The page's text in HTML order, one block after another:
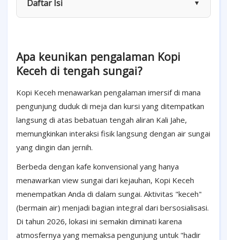
Daftar Isi ▼
Apa keunikan pengalaman Kopi
Keceh di tengah sungai?
Kopi Keceh menawarkan pengalaman imersif di mana
pengunjung duduk di meja dan kursi yang ditempatkan
langsung di atas bebatuan tengah aliran Kali Jahe,
memungkinkan interaksi fisik langsung dengan air sungai
yang dingin dan jernih.
Berbeda dengan kafe konvensional yang hanya
menawarkan view sungai dari kejauhan, Kopi Keceh
menempatkan Anda di dalam sungai. Aktivitas "keceh"
(bermain air) menjadi bagian integral dari bersosialisasi.
Di tahun 2026, lokasi ini semakin diminati karena
atmosfernya yang memaksa pengunjung untuk "hadir